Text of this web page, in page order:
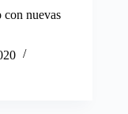
con nuevas